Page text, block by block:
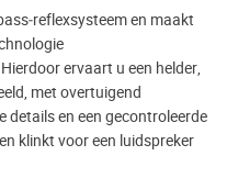
en maakt
ervaart u een helder,
met overtuigend
details en een gecontroleerde
klinkt voor een luidspreker